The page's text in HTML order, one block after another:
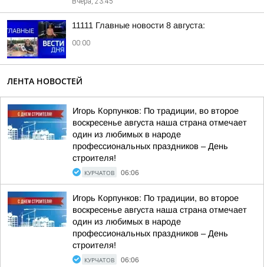
11111 Главные новости 8 августа:
00:00
ЛЕНТА НОВОСТЕЙ
Игорь Корпунков: По традиции, во второе
воскресенье августа наша страна отмечает
один из любимых в народе
профессиональных праздников – День
строителя!
КУРЧАТОВ 06:06
Игорь Корпунков: По традиции, во второе
воскресенье августа наша страна отмечает
один из любимых в народе
профессиональных праздников – День
строителя!
КУРЧАТОВ 06:06